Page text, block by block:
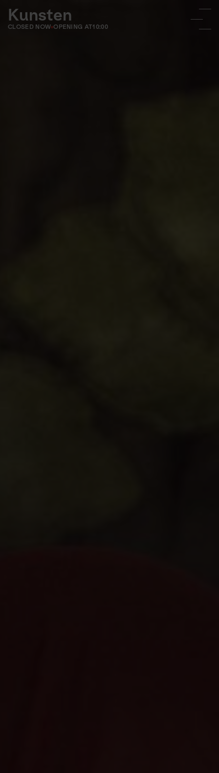
Kunsten
CLOSED NOW OPENING AT10:00